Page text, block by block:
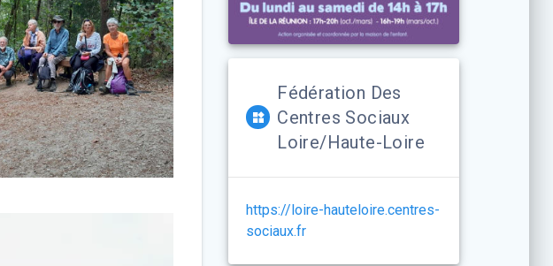
Fédération Des
Centres Sociaux
Loire/Haute-Loire
https://loire-hauteloire.centres-
sociaux.fr